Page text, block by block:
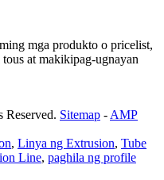
mga produkto o pricelist,
at makikipag-ugnayan
Sitemap - AMP
, Linya ng Extrusion, Tube
Line, paghila ng profile